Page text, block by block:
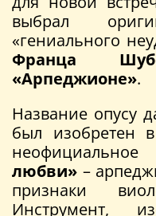
выбрал
«гениального
Франца
«Арпеджионе».
Название опусу
был изобретен в
любви» –
признаки
Инструмент,